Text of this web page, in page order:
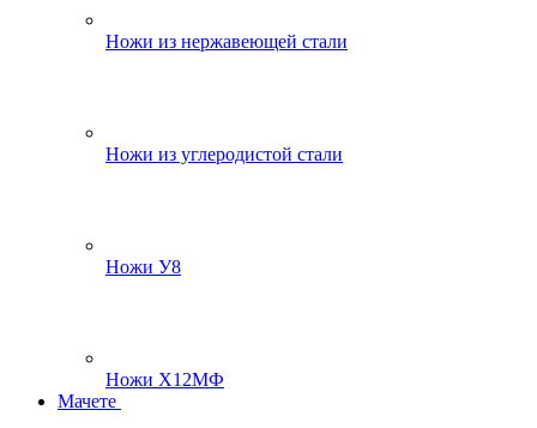
Ножи из нержавеющей стали
Ножи из углеродистой стали
Ножи У8
Ножи Х12МФ
Мачете